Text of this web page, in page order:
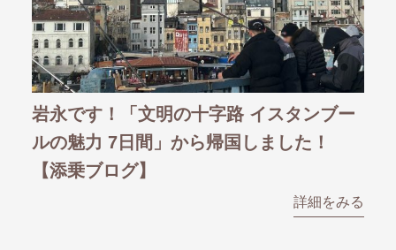
岩永です！「北イタリア2大ワイン産地と
白トリュフ祭り 8日間」から帰国しまし
た！【添乗ブログ】
詳細をみる